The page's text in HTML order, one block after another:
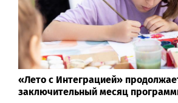
«Лето с Интеграцией»
заключительный месяц